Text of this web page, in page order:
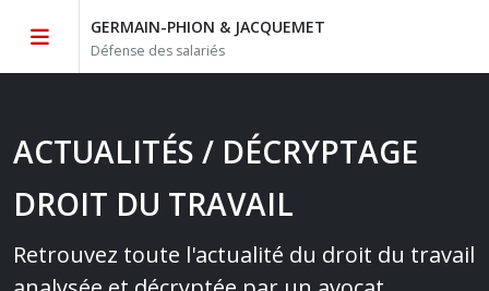
GERMAIN-PHION & JACQUEMET
Défense des salariés
ACTUALITÉS / DÉCRYPTAGE
DROIT DU TRAVAIL
Retrouvez toute l'actualité du droit du travail